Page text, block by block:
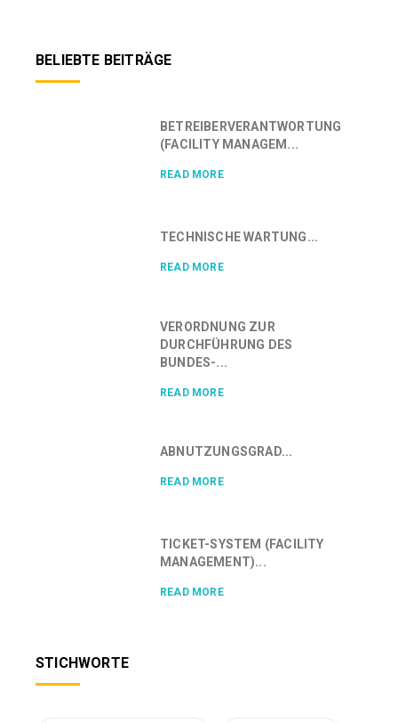
BELIEBTE BEITRÄGE
BETREIBERVERANTWORTUNG
(FACILITY MANAGEM...
READ MORE
TECHNISCHE WARTUNG...
READ MORE
VERORDNUNG ZUR
DURCHFÜHRUNG DES
BUNDES-...
READ MORE
ABNUTZUNGSGRAD...
READ MORE
TICKET-SYSTEM (FACILITY
MANAGEMENT)...
READ MORE
STICHWORTE